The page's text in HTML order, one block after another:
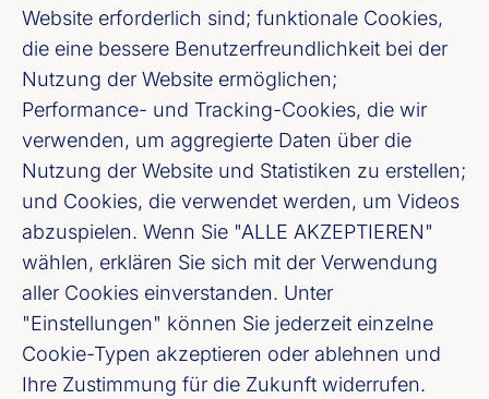
Website erforderlich sind; funktionale Cookies,
die eine bessere Benutzerfreundlichkeit bei der
Nutzung der Website ermöglichen;
Performance- und Tracking-Cookies, die wir
verwenden, um aggregierte Daten über die
Nutzung der Website und Statistiken zu erstellen;
und Cookies, die verwendet werden, um Videos
abzuspielen. Wenn Sie "ALLE AKZEPTIEREN"
wählen, erklären Sie sich mit der Verwendung
aller Cookies einverstanden. Unter
"Einstellungen" können Sie jederzeit einzelne
Cookie-Typen akzeptieren oder ablehnen und
Ihre Zustimmung für die Zukunft widerrufen.
Fußzeile (Bankenverband)
Impressum
LinkedIn
Youtube
Cookie-Einstellungen
Datenschutz
Unser Newsletter Angebot